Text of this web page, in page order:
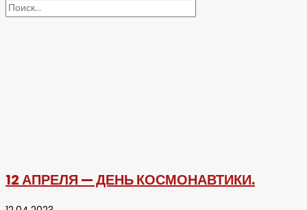
12 АПРЕЛЯ — ДЕНЬ КОСМОНАВТИКИ.